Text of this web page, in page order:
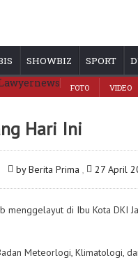
SHOWBIZ SPORT
FOTO VIDEO
Hari Ini
by Berita Prima , 27 April
menggelayut di Ibu Kota DKI
Meteorlogi, Klimatologi,